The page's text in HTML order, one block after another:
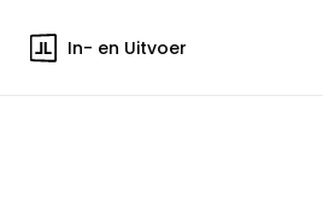
In- en Uitvoer